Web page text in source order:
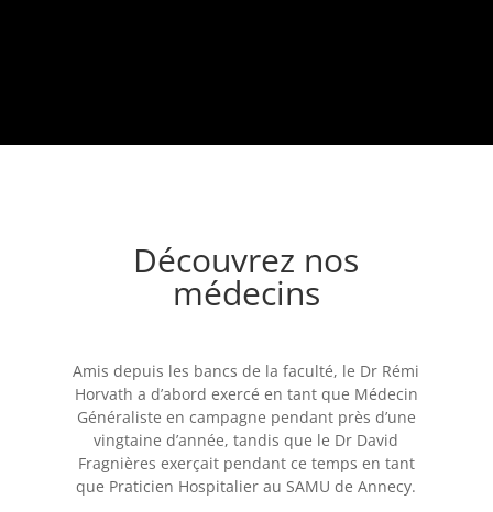
Découvrez nos
médecins
Amis depuis les bancs de la faculté, le Dr Rémi
Horvath a d’abord exercé en tant que Médecin
Généraliste en campagne pendant près d’une
vingtaine d’année, tandis que le Dr David
Fragnières exerçait pendant ce temps en tant
que Praticien Hospitalier au SAMU de Annecy.